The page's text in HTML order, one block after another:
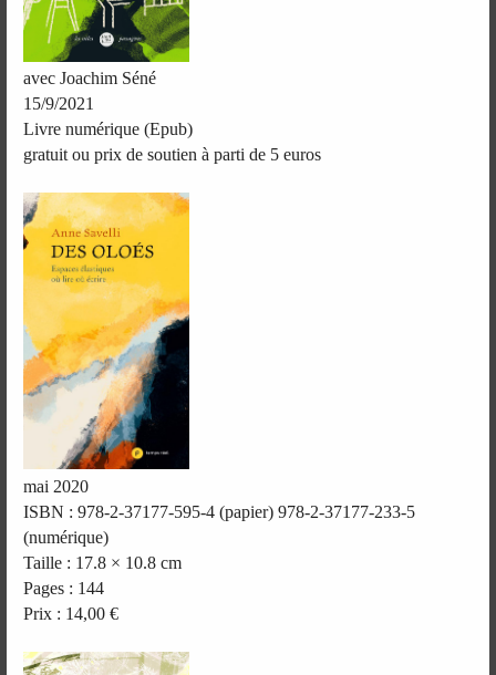
avec Joachim Séné
15/9/2021
Livre numérique (Epub)
gratuit ou prix de soutien à parti de 5 euros
mai 2020
ISBN : 978-2-37177-595-4 (papier) 978-2-37177-233-5
(numérique)
Taille : 17.8 × 10.8 cm
Pages : 144
Prix : 14,00 €